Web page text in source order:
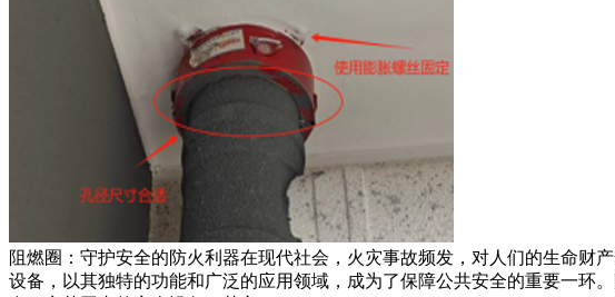
阻燃圈：守护安全的防火利器在现代社会，火灾事故频发，对人们的生命财
设备，以其独特的功能和广泛的应用领域，成为了保障公共安全的重要一环